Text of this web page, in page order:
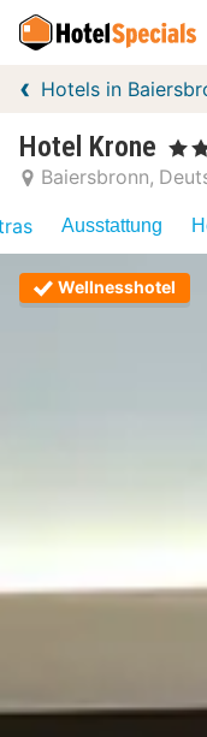
Hotels in
Hotel Krone , 3
Baiersbronn
Ausstattung
Wellnesshotel